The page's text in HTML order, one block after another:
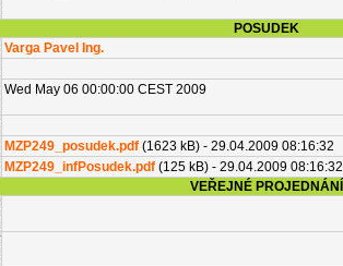
POSUDEK
Varga Pavel Ing.
Wed May 06 00:00:00 CEST 2009
MZP249_posudek.pdf (1623 kB) - 29.04.2009 08:16:32
MZP249_infPosudek.pdf (125 kB) - 29.04.2009 08:16:32
VEŘEJNÉ PROJEDNÁNÍ